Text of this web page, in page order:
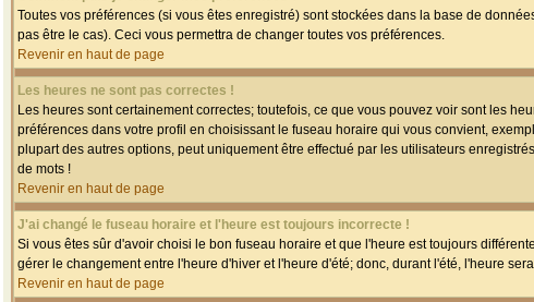
Toutes vos préférences (si vous êtes enregistré) sont stockées dans la base de
pas être le cas). Ceci vous permettra de changer toutes vos préférences.
Revenir en haut de page
Les heures ne sont pas correctes !
Les heures sont certainement correctes; toutefois, ce que vous pouvez voir sont les
préférences dans votre profil en choisissant le fuseau horaire qui vous convient,
plupart des autres options, peut uniquement être effectué par les utilisateurs
de mots !
Revenir en haut de page
J'ai changé le fuseau horaire et l'heure est toujours incorrecte !
Si vous êtes sûr d'avoir choisi le bon fuseau horaire et que l'heure est toujours
gérer le changement entre l'heure d'hiver et l'heure d'été; donc, durant l'été, l'heure
Revenir en haut de page